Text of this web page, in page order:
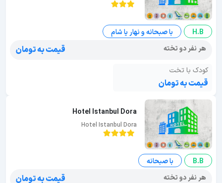
H.B
با صبحانه و نهار یا شام
هر نفر دو تخته
قیمت به تومان
کودک با تخت
قیمت به تومان
Hotel Istanbul Dora
Hotel Istanbul Dora
B.B
با صبحانه
هر نفر دو تخته
قیمت به تومان